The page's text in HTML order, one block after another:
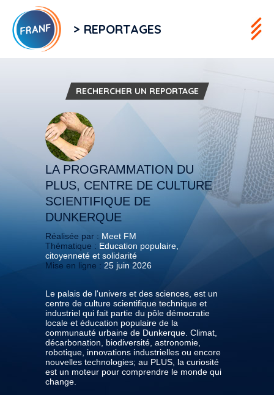
> REPORTAGES
RECHERCHER UN REPORTAGE
LA PROGRAMMATION DU
PLUS, CENTRE DE CULTURE
SCIENTIFIQUE DE
DUNKERQUE
Réalisée par : Meet FM
Thématique : Education populaire,
citoyenneté et solidarité
Mise en ligne : 25 juin 2026
Le palais de l'univers et des sciences, est un
centre de culture scientifique technique et
industriel qui fait partie du pôle démocratie
locale et éducation populaire de la
communauté urbaine de Dunkerque. Climat,
décarbonation, biodiversité, astronomie,
robotique, innovations industrielles ou encore
nouvelles technologies; au PLUS, la curiosité
est un moteur pour comprendre le monde qui
change.